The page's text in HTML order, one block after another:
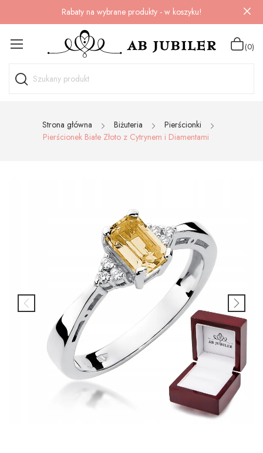
Rabaty na wybrane produkty - w koszyku!
(0)
Strona główna Biżuteria
Pierścionki
Pierścionek Białe Złoto z Cytrynem i Diamentami